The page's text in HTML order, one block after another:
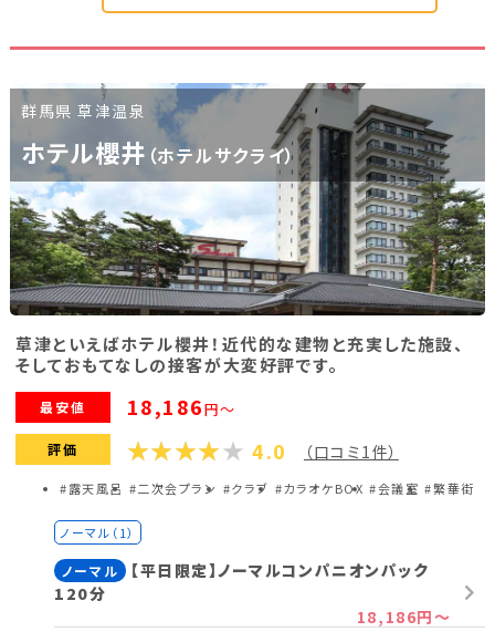
群馬県 草津温泉
ホテル櫻井 （ホテルサクライ）
草津といえばホテル櫻井！近代的な建物と充実した施設、
そしておもてなしの接客が大変好評です。
最安値 18,186円～
評価 4.0 （口コミ1件）
#露天風呂 #二次会プラン #クラブ #カラオケBOX #会議室 #繁華街
ノーマル（1）
ノーマル
【平日限定】ノーマルコンパニオンパック
120分
18,186円～